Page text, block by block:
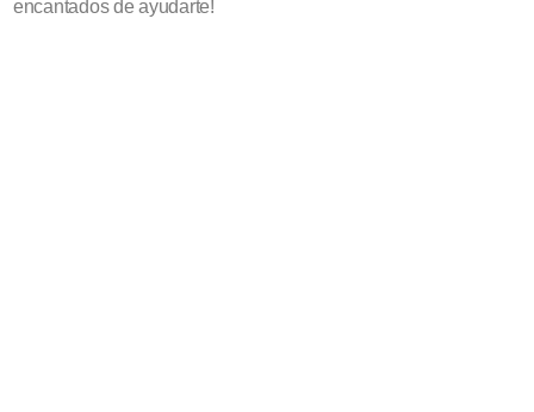
encantados de ayudarte!